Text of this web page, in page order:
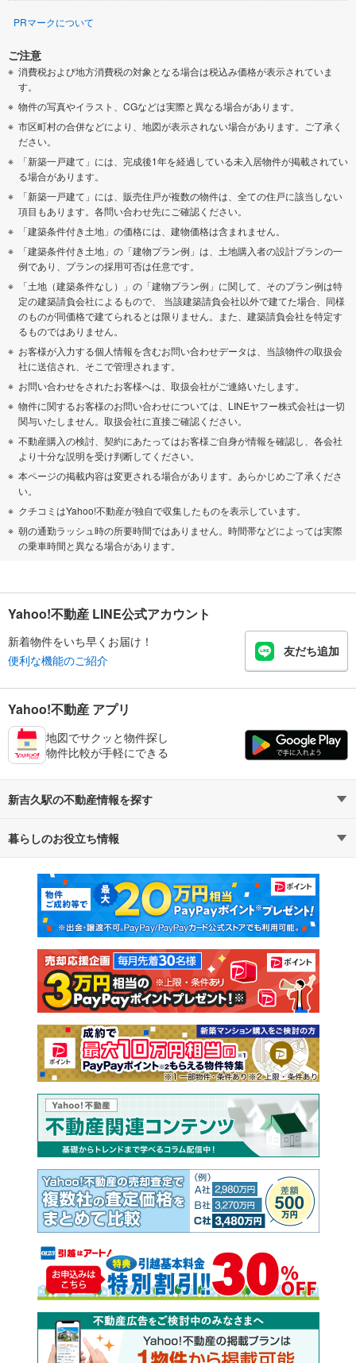
PRマークについて
ご注意
消費税および地方消費税の対象となる場合は税込み価格が表示されていま
す。
物件の写真やイラスト、CGなどは実際と異なる場合があります。
市区町村の合併などにより、地図が表示されない場合があります。ご了承く
ださい。
「新築一戸建て」には、完成後1年を経過している未入居物件が掲載されてい
る場合があります。
「新築一戸建て」には、販売住戸が複数の物件は、全ての住戸に該当しない
項目もあります。各問い合わせ先にご確認ください。
「建築条件付き土地」の価格には、建物価格は含まれません。
「建築条件付き土地」の「建物プラン例」は、土地購入者の設計プランの一
例であり、プランの採用可否は任意です。
「土地（建築条件なし）」の「建物プラン例」に関して、そのプラン例は特
定の建築請負会社によるもので、 当該建築請負会社以外で建てた場合、同様
のものが同価格で建てられるとは限りません。また、建築請負会社を特定す
るものではありません。
お客様が入力する個人情報を含むお問い合わせデータは、当該物件の取扱会
社に送信され、そこで管理されます。
お問い合わせをされたお客様へは、取扱会社がご連絡いたします。
物件に関するお客様のお問い合わせについては、LINEヤフー株式会社は一切
関与いたしません。取扱会社に直接ご確認ください。
不動産購入の検討、契約にあたってはお客様ご自身が情報を確認し、各会社
より十分な説明を受け判断してください。
本ページの掲載内容は変更される場合があります。あらかじめご了承くださ
い。
クチコミはYahoo!不動産が独自で収集したものを表示しています。
朝の通勤ラッシュ時の所要時間ではありません。時間帯などによっては実際
の乗車時間と異なる場合があります。
Yahoo!不動産 LINE公式アカウント
新着物件をいち早くお届け！
便利な機能のご紹介
友だち追加
Yahoo!不動産 アプリ
地図でサクッと物件探し
物件比較が手軽にできる
新吉久駅の不動産情報を探す
不動産・住宅
新築マンション 中古マンション
新築一戸建て 中古一戸建て
注文住宅 土地
売却査定
暮らしのお役立ち情報
マンションカタログ 教えて！住まいの先生